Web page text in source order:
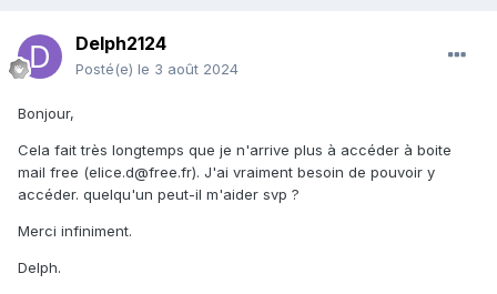
Delph2124
Posté(e) le 3 août 2024
Bonjour,
Cela fait très longtemps que je n'arrive plus à accéder à boite
mail free (elice.d@free.fr). J'ai vraiment besoin de pouvoir y
accéder. quelqu'un peut-il m'aider svp ?
Merci infiniment.
Delph.